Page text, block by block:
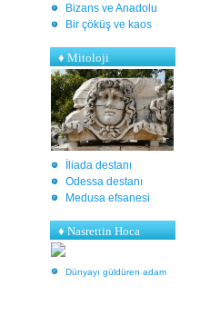
Bizans ve Anadolu
Bir çöküş ve kaos
♦Mitoloji
İliada destanı
Odessa destanı
Medusa efsanesi
♦ Nasrettin Hoca
Dünyayı güldüren adam